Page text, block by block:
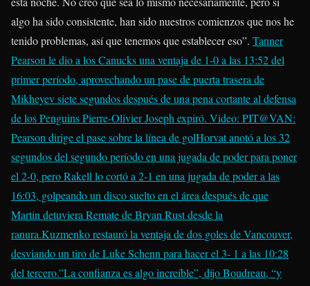
algo ha sido consistente, han sido nuestros comienzos que nos he
tenido problemas, así que tenemos que establecer eso”. Tanner
Pearson le dio a los Canucks una ventaja de 1-0 a las 13:52 del
primer período, aprovechando un pase de puerta trasera de
Mikheyev siete segundos después de una pena cortante al defensa
de los PenguinsPierre-Olivier Joseph expiró. Video: PIT@VAN:
Pearson dirige el pase sobre la línea de golHorvat anotó a los 32
segundos del segundo período en una jugada de poder para poner
el 2-0, pero Rakell lo cortó a 2-1 en una jugada de poder a las
16:03, golpeando un disco suelto en el área después de que
Martin detuviera Remate de Bryan Rustdesde la
ranura.Kuzmenko restauró la ventaja de dos goles de Vancouver,
desviando un tiro deLuke Schenn para hacer el 3- 1 a las 10:28
del tercero.”La confianza es algo increíble”, dijo Boudreau, “y